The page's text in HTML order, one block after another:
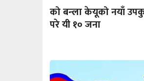
को बन्ला केयूको नयाँ
परे यी १० जना